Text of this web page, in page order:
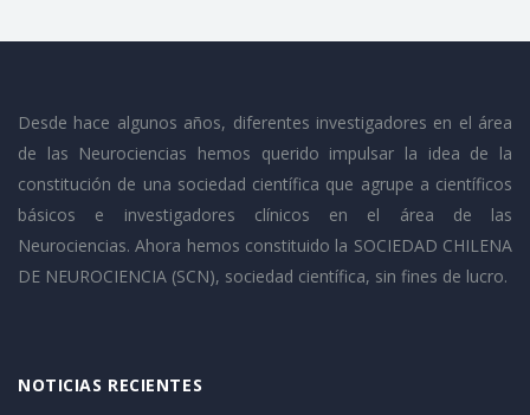
Desde hace algunos años, diferentes investigadores en el área
de las Neurociencias hemos querido impulsar la idea de la
constitución de una sociedad científica que agrupe a científicos
básicos e investigadores clínicos en el área de las
Neurociencias. Ahora hemos constituido la SOCIEDAD CHILENA
DE NEUROCIENCIA (SCN), sociedad científica, sin fines de lucro.
NOTICIAS RECIENTES